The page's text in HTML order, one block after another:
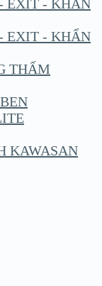
EXIT - KHẨN
EXIT - KHẨN
THẤM
KAWASAN